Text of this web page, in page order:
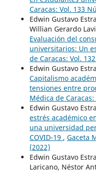
Caracas: Vol. 133
Edwin Gustavo
Willian Gerardo
Evaluación del
universitarios: Un
de Caracas: Vol.
Edwin Gustavo
Capitalismo
tensiones entre
Médica de
Edwin Gustavo
estrés académico
una universidad
COVID-19 , Gaceta
(2022)
Edwin Gustavo
Laricano, Néstor